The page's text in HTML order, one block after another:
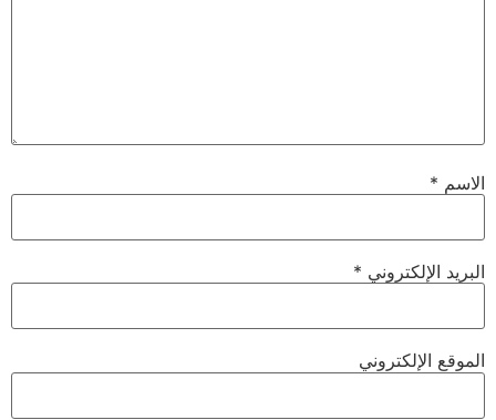
الاسم *
البريد الإلكتروني *
الموقع الإلكتروني